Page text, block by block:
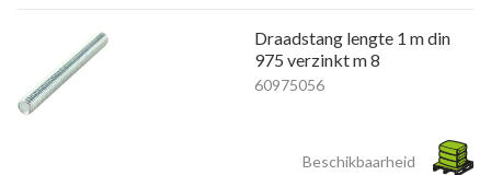
Draadstang lengte 1 m din
975 verzinkt m 8
60975056
Beschikbaarheid